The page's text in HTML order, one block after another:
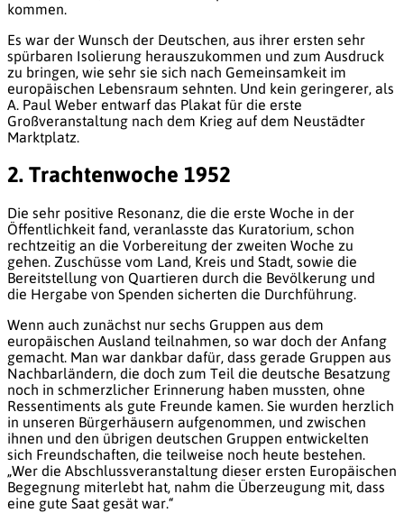
kommen.
Es war der Wunsch der Deutschen, aus ihrer ersten sehr
spürbaren Isolierung herauszukommen und zum Ausdruck
zu bringen, wie sehr sie sich nach Gemeinsamkeit im
europäischen Lebensraum sehnten. Und kein geringerer, als
A. Paul Weber entwarf das Plakat für die erste
Großveranstaltung nach dem Krieg auf dem Neustädter
Marktplatz.
2. Trachtenwoche 1952
Die sehr positive Resonanz, die die erste Woche in der
Öffentlichkeit fand, veranlasste das Kuratorium, schon
rechtzeitig an die Vorbereitung der zweiten Woche zu
gehen. Zuschüsse vom Land, Kreis und Stadt, sowie die
Bereitstellung von Quartieren durch die Bevölkerung und
die Hergabe von Spenden sicherten die Durchführung.
Wenn auch zunächst nur sechs Gruppen aus dem
europäischen Ausland teilnahmen, so war doch der Anfang
gemacht. Man war dankbar dafür, dass gerade Gruppen aus
Nachbarländern, die doch zum Teil die deutsche Besatzung
noch in schmerzlicher Erinnerung haben mussten, ohne
Ressentiments als gute Freunde kamen. Sie wurden herzlich
in unseren Bürgerhäusern aufgenommen, und zwischen
ihnen und den übrigen deutschen Gruppen entwickelten
sich Freundschaften, die teilweise noch heute bestehen.
„Wer die Abschlussveranstaltung dieser ersten Europäischen
Begegnung miterlebt hat, nahm die Überzeugung mit, dass
eine gute Saat gesät war.“